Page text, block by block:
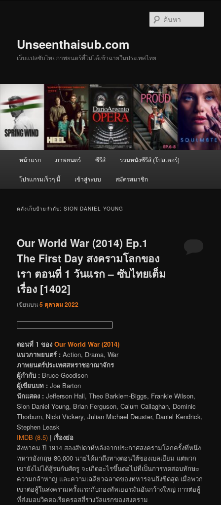
Unseenthaisub.com
เว็บแปลซับไทยภาพยนตร์ที่ไม่ได้เข้าฉายในประเทศไทย
หน้าแรก ภาพยนตร์ ซีรีส์ รวมหนังซีรีส์ (โปสเตอร์)
โปรแกรมเร็วๆ นี้ เข้าสู่ระบบ สมัครสมาชิก
คลังเก็บป้ายกำกับ:SION DANIEL YOUNG
Our World War (2014) Ep.1
The First Day สงครามโลกของ
เรา ตอนที่ 1 วันแรก – ซับไทยเต็ม
เรื่อง [1402]
เขียนบน5 ตุลาคม 2022
ตอนที่ 1 ของ Our World War (2014)
แนวภาพยนตร์ : Action, Drama, War
ภาพยนตร์ประเทศสหราชอาณาจักร
ผู้กำกับ : Bruce Goodison
ผู้เขียนบท : Joe Barton
นักแสดง : Jefferson Hall, Theo Barklem-Biggs, Frankie Wilson,
Sion Daniel Young, Brian Ferguson, Calum Callaghan, Dominic
Thorburn, Nicki Vickery, Julian Michael Deuster, Daniel Kendrick,
Stephen Leask
IMDB (8.5) | เรื่องย่อ
สิงหาคม ปี 1914 สองสัปดาห์หลังจากประกาศสงครามโลกครั้งที่หนึ่ง
ทหารอังกฤษ 80,000 นายได้มาถึงทางตอนใต้ของเบลเยียม แต่พวก
เขายังไม่ได้สู้รบกับศัตรู จะเกิดอะไรขึ้นต่อไปที่เป็นการทดสอบทักษะ
ความกล้าหาญ และความเฉลียวฉลาดของทหารจนถึงขีดสุด เมื่อพวก
เขาต่อสู้ในสงครามครั้งแรกกับกองทัพเยอรมันอันกว้างใหญ่ การต่อสู้
ที่ส่งมอบวิคตอเรียครอสสี่รางวัลแรกของสงคราม